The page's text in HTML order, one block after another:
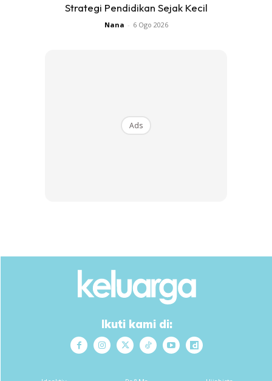
Strategi Pendidikan Sejak Kecil
Nana - 6 Ogo 2026
Ads
Ikuti kami di: